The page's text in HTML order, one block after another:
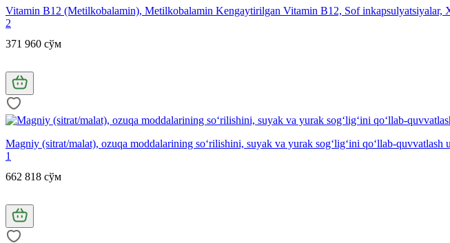
Vitamin B12 (Metilkobalamin), Metilkobalamin Kengaytirilgan Vitamin B12, Sof inkapsulyatsiyalar,
2
371 960 сўм
Magniy (sitrat/malat), ozuqa moddalarining so‘rilishini, suyak va yurak sog‘lig‘ini qo‘llab-quvvatlash
1
662 818 сўм